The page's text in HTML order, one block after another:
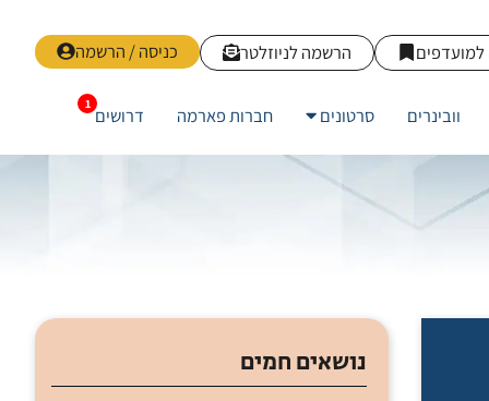
כניסה / הרשמה הרשמה לניוזלטר
וובינרים סרטונים חברות פארמה דרושים
נושאים חמים